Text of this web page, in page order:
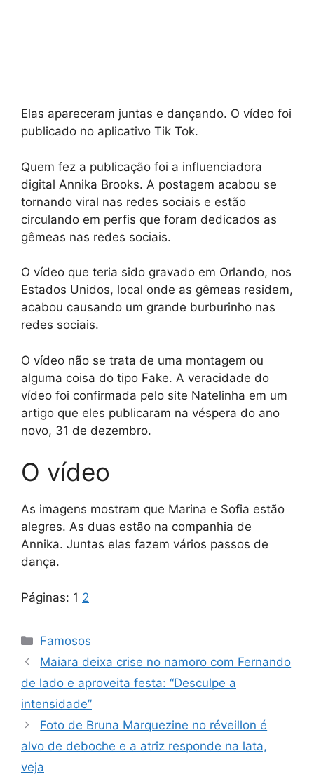
Elas apareceram juntas e dançando. O vídeo foi
publicado no aplicativo Tik Tok.
Quem fez a publicação foi a influenciadora
digital Annika Brooks. A postagem acabou se
tornando viral nas redes sociais e estão
circulando em perfis que foram dedicados as
gêmeas nas redes sociais.
O vídeo que teria sido gravado em Orlando, nos
Estados Unidos, local onde as gêmeas residem,
acabou causando um grande burburinho nas
redes sociais.
O vídeo não se trata de uma montagem ou
alguma coisa do tipo Fake. A veracidade do
vídeo foi confirmada pelo site Natelinha em um
artigo que eles publicaram na véspera do ano
novo, 31 de dezembro.
O vídeo
As imagens mostram que Marina e Sofia estão
alegres. As duas estão na companhia de
Annika. Juntas elas fazem vários passos de
dança.
Páginas: 1 2
Categorias
Famosos
Maiara deixa crise no namoro com Fernando
de lado e aproveita festa: “Desculpe a
intensidade”
Foto de Bruna Marquezine no réveillon é
alvo de deboche e a atriz responde na lata,
veja